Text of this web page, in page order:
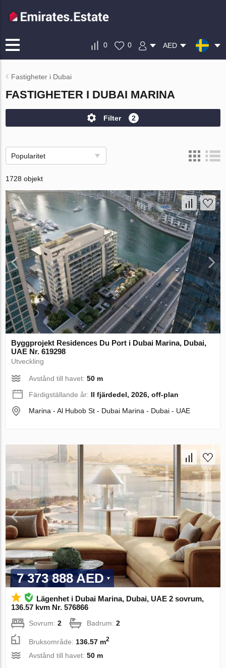
0 0 AED
Fastigheter i Dubai
FASTIGHETER I DUBAI MARINA
Filter 2
Popularitet
1728 objekt
Byggprojekt Residences Du Port i Dubai Marina, Dubai,
UAE Nr. 619298
Utveckling
Avstånd till havet:50 m
Färdigställande år: II fjärdedel, 2026, off-plan
Marina - Al Hubob St - Dubai Marina - Dubai - UAE
7 373 888 AED
Lägenhet i Dubai Marina, Dubai, UAE 2 sovrum,
136.57 kvm Nr. 576866
Sovrum:2 Badrum:2
Bruksområde: 136.57 m2
Avstånd till havet:50 m